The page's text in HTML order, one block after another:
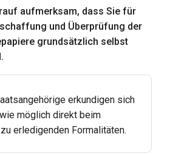
aufmerksam, dass Sie für
und Überprüfung der
grundsätzlich selbst
erkundigen sich
möglich direkt beim
erledigenden Formalitäten.